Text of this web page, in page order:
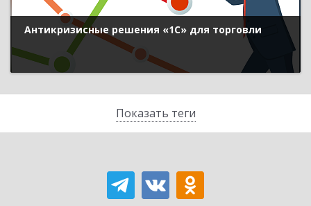
Показать теги
Антикризисные решения «1С» для торговли